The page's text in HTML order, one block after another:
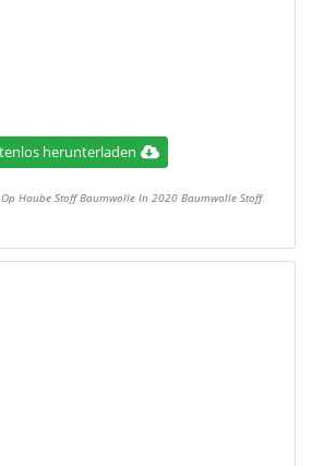
herunterladen
Haube Stoff Baumwolle In 2020 Baumwolle Stoff